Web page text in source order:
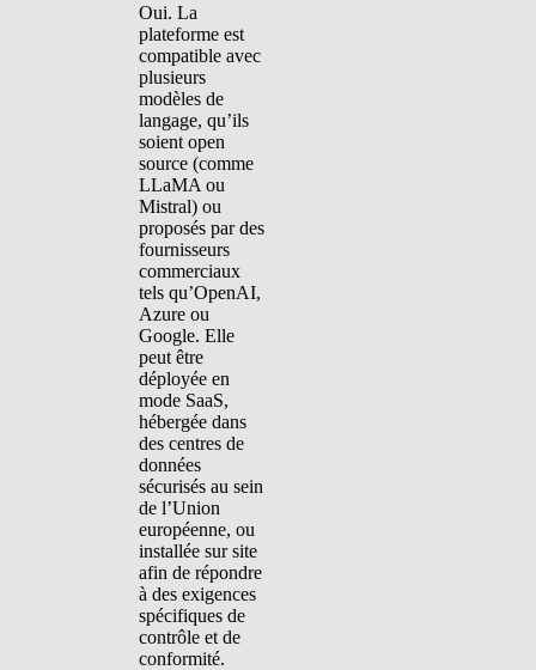
Oui. La
plateforme est
compatible avec
plusieurs
modèles de
langage, qu’ils
soient open
source (comme
LLaMA ou
Mistral) ou
proposés par des
fournisseurs
commerciaux
tels qu’OpenAI,
Azure ou
Google. Elle
peut être
déployée en
mode SaaS,
hébergée dans
des centres de
données
sécurisés au sein
de l’Union
européenne, ou
installée sur site
afin de répondre
à des exigences
spécifiques de
contrôle et de
conformité.